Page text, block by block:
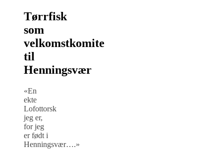
Tørrfisk
som
velkomstkomite
til
Henningsvær
«En
ekte
Lofottorsk
jeg er,
for jeg
er født i
Henningsvær….»